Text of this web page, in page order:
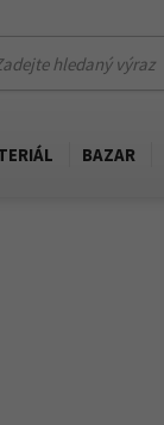
BAZAR